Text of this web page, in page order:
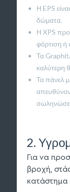
Η EPS
δώματα.
Η XPS
φόρτιση ή
Τα
καλύτερη
Τα πάνελ
2.
Για να
βροχή,
κατάστημα